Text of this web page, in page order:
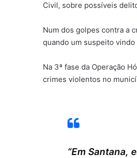
Civil, sobre possíveis
Num dos golpes contra a
quando um suspeito vindo
Na 3ª fase da Operação
crimes violentos no
“Em Santana,